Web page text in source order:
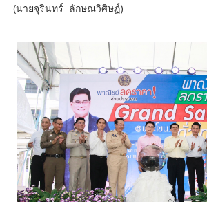
(นายจุรินทร์ ลักษณวิศิษฏ์)